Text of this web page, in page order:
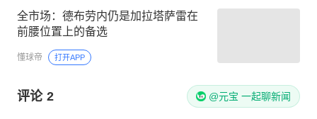
全市场：德布劳内仍是加拉塔萨雷在
前腰位置上的备选
懂球帝 打开APP
评论 2 @元宝 一起聊新闻